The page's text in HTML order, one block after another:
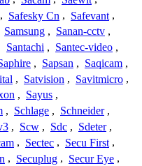
, Safesky Cn , Safevant ,
Samsung , Sanan-cctv ,
Santachi , Santec-video ,
, Sapsan , Saqicam ,
, Satvision , Savitmicro ,
, Sayus ,
, Schlage , Schneider ,
, Scw , Sdc , Sdeter ,
, Sectec , Secu First ,
, Secuplug , Secur Eye ,